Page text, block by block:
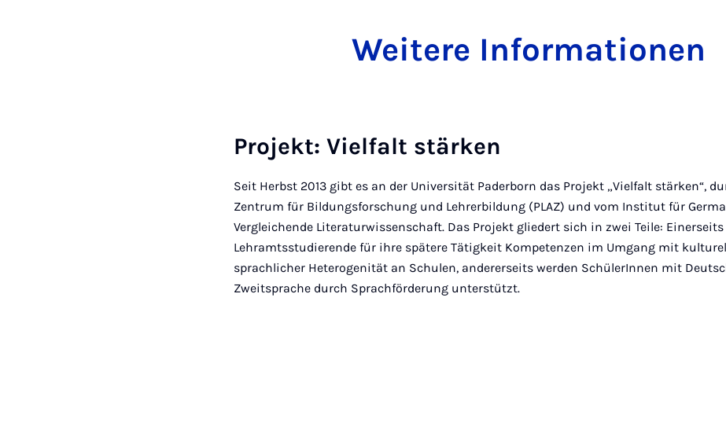
Weitere Informationen
Projekt: Vielfalt stärken
Seit Herbst 2013 gibt es an der Universität Paderborn das Projekt „Vielfalt stärken“,
Zentrum für Bildungsforschung und Lehrerbildung (PLAZ) und vom Institut für
Vergleichende Literaturwissenschaft. Das Projekt gliedert sich in zwei Teile: Einerseits
Lehramtsstudierende für ihre spätere Tätigkeit Kompetenzen im Umgang mit
sprachlicher Heterogenität an Schulen, andererseits werden SchülerInnen mit
Zweitsprache durch Sprachförderung unterstützt.